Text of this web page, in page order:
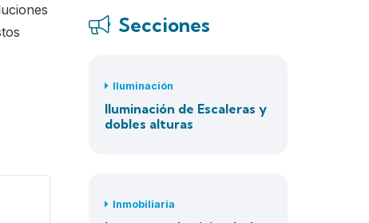
Secciones
Iluminación
Iluminación de Escaleras y
dobles alturas
Inmobiliaria